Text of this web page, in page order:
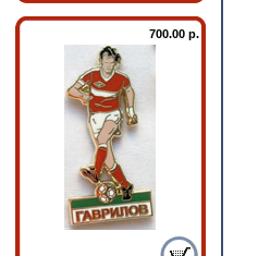
700.00 р.